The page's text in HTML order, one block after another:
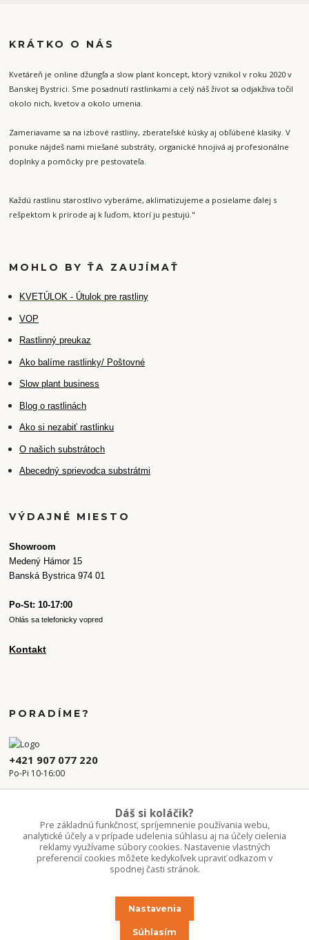
KRÁTKO O NÁS
Kvetáreň je online džungľa a slow plant koncept, ktorý vznikol v roku 2020 v
Banskej Bystrici. Sme posadnutí rastlinkami a celý náš život sa odjakživa točil
okolo nich, kvetov a okolo umenia.
Zameriavame sa na izbové rastliny, zberateľské kúsky aj obľúbené klasiky. V
ponuke nájdeš nami miešané substráty, organické hnojivá aj profesionálne
doplnky a pomôcky pre pestovateľa.
Každú rastlinu starostlivo vyberáme, aklimatizujeme a posielame ďalej s
rešpektom k prírode aj k ľuďom, ktorí ju pestujú."
MOHLO BY ŤA ZAUJÍMAŤ
KVETÚLOK - Útulok pre rastliny
VOP
Rastlinný preukaz
Ako balíme rastlinky/ Poštovné
Slow plant business
Blog o rastlinách
Ako si nezabiť rastlinku
O našich substrátoch
Abecedný sprievodca substrátmi
VÝDAJNÉ MIESTO
Showroom
Medený Hámor 15
Banská Bystrica 974 01
Po-St: 10-17:00
Ohlás sa telefonicky vopred
Kontakt
PORADÍME?
+421 907 077 220
Po-Pi 10-16:00
Upravit sběr cookies.
Dáš si koláčik?
Pre základnú funkčnosť, spríjemnenie používania webu,
analytické účely a v prípade udelenia súhlasu aj na účely cielenia
reklamy využívame súbory cookies. Nastavenie vlastných
preferencií cookies môžete kedykoľvek upraviť odkazom v
spodnej časti stránok.
Nastavenia
Súhlasím